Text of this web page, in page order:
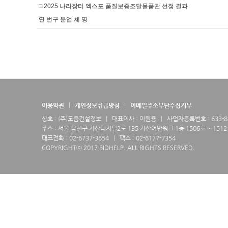
□ 2025 나라장터 엑스포 품질보증조달물품관 선정 결과
연 번구 분업 체 명
이용약관 개인정보취급방침
이메일주소무단수집거부
상호 : (주)도움건설정보
대표이사 : 이원용
사업자등록번호 : 633-
주소 : 서울 금천구 가산디지털2로 135 가산어반워크 1동 1506호 ~ 1512
대표전화 : 02-6737-3654
팩스 : 02-6177-7354
COPYRIGHTⓒ 2017 BIDHELP. ALL RIGHTS RESERVED.